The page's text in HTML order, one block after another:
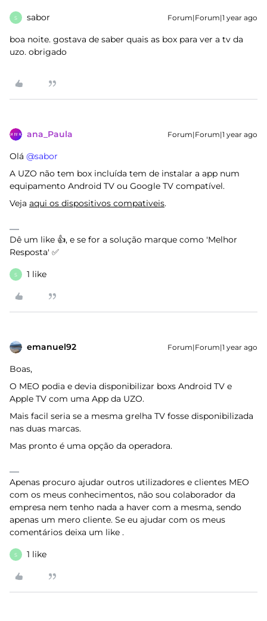
S sabor Forum|Forum|1 year ago
boa noite. gostava de saber quais as box para ver a tv da
uzo. obrigado
ana_Paula Forum|Forum|1 year ago
Olá ​ @sabor
A UZO não tem box incluída tem de instalar a app num
equipamento Android TV ou Google TV compatível.
Veja aqui os dispositivos compativeis.
Dê um like 👍, e se for a solução marque como 'Melhor
Resposta' ✅
S 1 like
emanuel92 Forum|Forum|1 year ago
Boas,
O MEO podia e devia disponibilizar boxs Android TV e
Apple TV com uma App da UZO.
Mais facil seria se a mesma grelha TV fosse disponibilizada
nas duas marcas.
Mas pronto é uma opção da operadora.
Apenas procuro ajudar outros utilizadores e clientes MEO
com os meus conhecimentos, não sou colaborador da
empresa nem tenho nada a haver com a mesma, sendo
apenas um mero cliente. Se eu ajudar com os meus
comentários deixa um like .
S 1 like